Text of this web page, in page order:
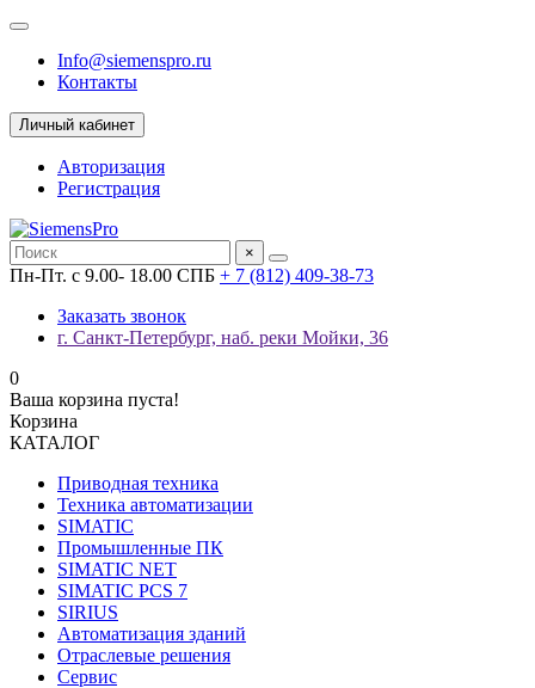
Info@siemenspro.ru
Контакты
Личный кабинет
Авторизация
Регистрация
×
Пн-Пт. с 9.00- 18.00 СПБ + 7 (812) 409-38-73
Заказать звонок
г. Санкт-Петербург, наб. реки Мойки, 36
0
Ваша корзина пуста!
Корзина
КАТАЛОГ
Приводная техника
Техника автоматизации
SIMATIC
Промышленные ПК
SIMATIC NET
SIMATIC PCS 7
SIRIUS
Автоматизация зданий
Отраслевые решения
Сервис